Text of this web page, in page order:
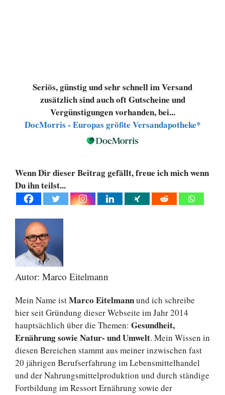
Seriös, günstig und sehr schnell im Versand
zusätzlich sind auch oft Gutscheine und
Vergünstigungen vorhanden, bei...
DocMorris - Europas größte Versandapotheke*
Wenn Dir dieser Beitrag gefällt, freue ich mich wenn
Du ihn teilst...
Autor: Marco Eitelmann
Mein Name istMarco Eitelmannund ich schreibe
hier seit Gründung dieser Webseite im Jahr 2014
hauptsächlich über die Themen: Gesundheit,
Ernährung sowie Natur- und Umwelt. Mein Wissen in
diesen Bereichen stammt aus meiner inzwischen fast
20 jährigen Berufserfahrung im Lebensmittelhandel
und der Nahrungsmittelproduktion und durch ständige
Fortbildung im Ressort Ernährung sowie der